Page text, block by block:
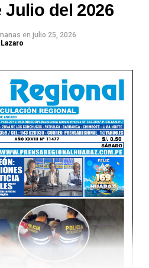
Julio del 2026
en julio 25, 2026